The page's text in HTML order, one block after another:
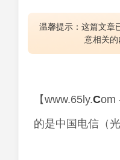
温馨提示：这篇文章
意相关的
【www.65ly.Com
的是中国电信（